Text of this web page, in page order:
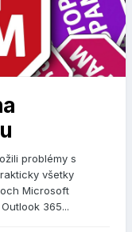
problémy s
všetky
Microsoft
365...